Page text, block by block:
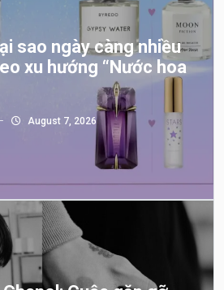
sao ngày càng nhiều
xu hướng “Nước hoa
August 7, 2026